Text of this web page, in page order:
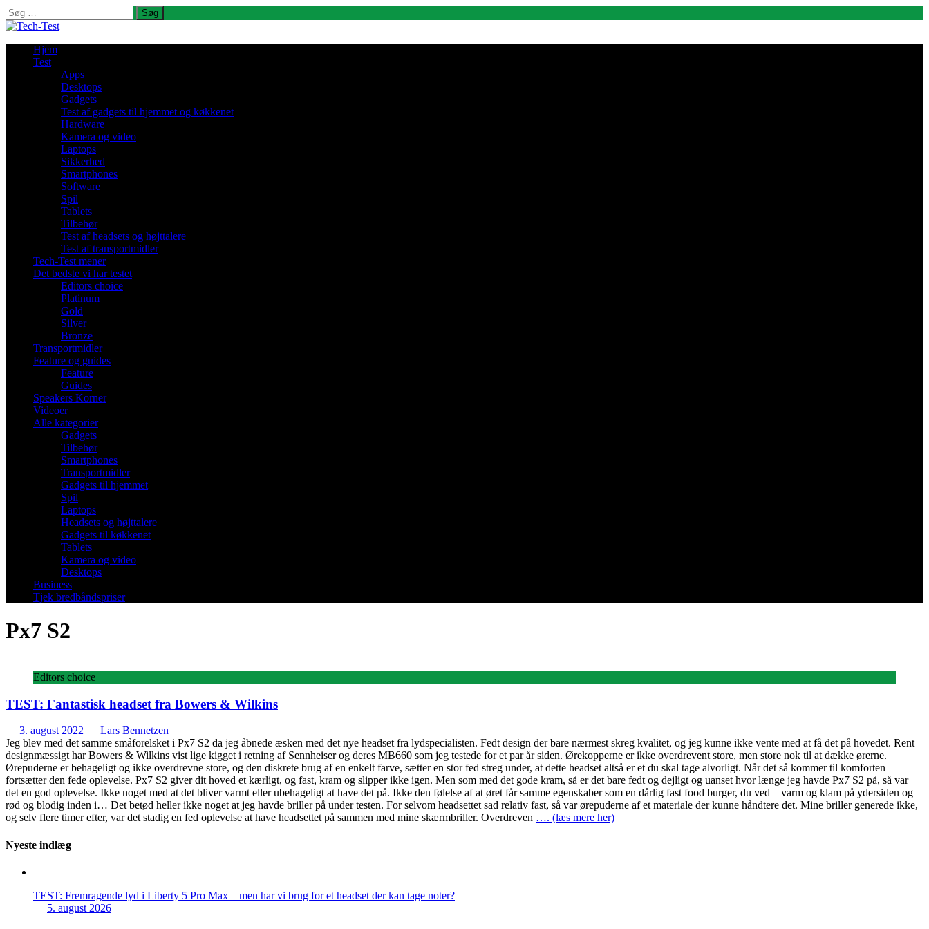
Søg
efter:
Hjem
Test
Apps
Desktops
Gadgets
Test af gadgets til hjemmet og køkkenet
Hardware
Kamera og video
Laptops
Sikkerhed
Smartphones
Software
Spil
Tablets
Tilbehør
Test af headsets og højttalere
Test af transportmidler
Tech-Test mener
Det bedste vi har testet
Editors choice
Platinum
Gold
Silver
Bronze
Transportmidler
Feature og guides
Feature
Guides
Speakers Korner
Videoer
Alle kategorier
Gadgets
Tilbehør
Smartphones
Transportmidler
Gadgets til hjemmet
Spil
Laptops
Headsets og højttalere
Gadgets til køkkenet
Tablets
Kamera og video
Desktops
Business
Tjek bredbåndspriser
Px7 S2
Editors choice
TEST: Fantastisk headset fra Bowers & Wilkins
3. august 2022
Lars Bennetzen
Jeg blev med det samme småforelsket i Px7 S2 da jeg åbnede æsken med det nye headset fra lydspecialisten. Fedt design der bare nærmest skreg kvalitet, og jeg kunne ikke vente med at få det på hovedet. Rent
designmæssigt har Bowers & Wilkins vist lige kigget i retning af Sennheiser og deres MB660 som jeg testede for et par år siden. Ørekopperne er ikke overdrevent store, men store nok til at dække ørerne.
Ørepuderne er behageligt og ikke overdrevne store, og den diskrete brug af en enkelt farve, sætter en stor fed streg under, at dette headset altså er et du skal tage alvorligt. Når det så kommer til komforten
fortsætter den fede oplevelse. Px7 S2 giver dit hoved et kærligt, og fast, kram og slipper ikke igen. Men som med det gode kram, så er det bare fedt og dejligt og uanset hvor længe jeg havde Px7 S2 på, så var
det en god oplevelse. Ikke noget med at det bliver varmt eller ubehageligt at have det på. Ikke den følelse af at øret får samme egenskaber som en dårlig fast food burger, du ved – varm og klam på ydersiden og
rød og blodig inden i… Det betød heller ikke noget at jeg havde briller på under testen. For selvom headsettet sad relativ fast, så var ørepuderne af et materiale der kunne håndtere det. Mine briller generede ikke,
og selv flere timer efter, var det stadig en fed oplevelse at have headsettet på sammen med mine skærmbriller. Overdreven …. (læs mere her)
Nyeste indlæg
TEST: Fremragende lyd i Liberty 5 Pro Max – men har vi brug for et headset der kan tage noter?
5. august 2026